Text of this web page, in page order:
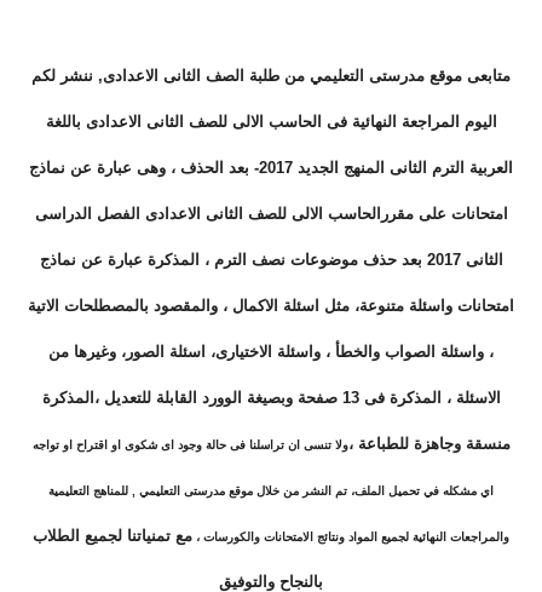
متابعى موقع مدرستى التعليمي من طلبة الصف الثانى الاعدادى, ننشر لكم
اليوم المراجعة النهائية فى الحاسب الالى للصف الثانى الاعدادى باللغة
العربية الترم الثانى المنهج الجديد 2017- بعد الحذف ، وهى عبارة عن نماذج
امتحانات على مقررالحاسب الالى للصف الثانى الاعدادى الفصل الدراسى
الثانى 2017 بعد حذف موضوعات نصف الترم ، المذكرة عبارة عن نماذج
امتحانات واسئلة متنوعة، مثل اسئلة الاكمال ، والمقصود بالمصطلحات الاتية
، واسئلة الصواب والخطأ ، واسئلة الاختيارى، اسئلة الصور، وغيرها من
الاسئلة ، المذكرة فى 13 صفحةوبصيغة الوورد القابلة للتعديل ، المذكرة
منسقة وجاهزة للطباعة،ولا تنسى ان تراسلنا فى حالة وجود اى شكوى او اقتراح او تواجه
اي مشكله في تحميل الملف، تم النشر من خلال موقع مدرستى التعليمي , للمناهج التعليمية
والمراجعات النهائية لجميع المواد ونتائج الامتحانات والكورسات ، مع تمنياتنا لجميع الطلاب
بالنجاح والتوفيق